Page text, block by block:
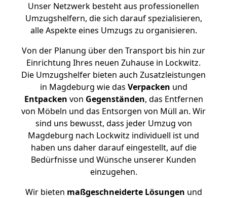
Unser Netzwerk besteht aus professionellen
Umzugshelfern, die sich darauf spezialisieren,
alle Aspekte eines Umzugs zu organisieren.
Von der Planung über den Transport bis hin zur
Einrichtung Ihres neuen Zuhause in Lockwitz.
Die Umzugshelfer bieten auch Zusatzleistungen
in Magdeburg wie das Verpacken und
Entpacken von Gegenständen, das Entfernen
von Möbeln und das Entsorgen von Müll an. Wir
sind uns bewusst, dass jeder Umzug von
Magdeburg nach Lockwitz individuell ist und
haben uns daher darauf eingestellt, auf die
Bedürfnisse und Wünsche unserer Kunden
einzugehen.
Wir bieten maßgeschneiderte Lösungen und